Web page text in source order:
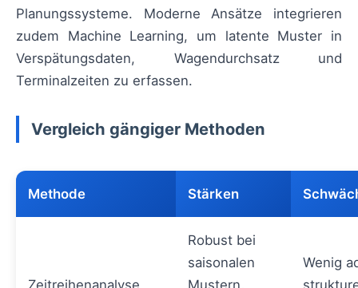
Planungssysteme. Moderne Ansätze integrieren
zudem Machine Learning, um latente Muster in
Verspätungsdaten, Wagendurchsatz und
Terminalzeiten zu erfassen.
Vergleich gängiger Methoden
Methode Stärken
Robust bei
saisonalen
Wenig